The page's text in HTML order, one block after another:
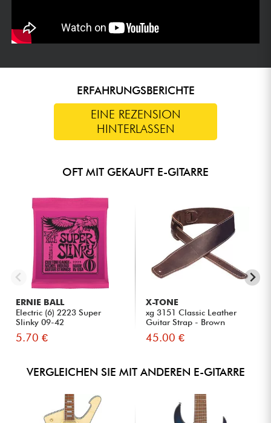
ERFAHRUNGSBERICHTE
EINE REZENSION
HINTERLASSEN
OFT MIT GEKAUFT E-GITARRE
ERNIE BALL
Electric (6) 2223 Super
Slinky 09-42
5.70 €
X-TONE
xg 3151 Classic Leather
Guitar Strap - Brown
45.00 €
VERGLEICHEN SIE MIT ANDEREN E-GITARRE